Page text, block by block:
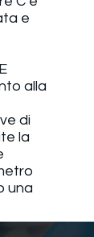
e
alla
di
la
una